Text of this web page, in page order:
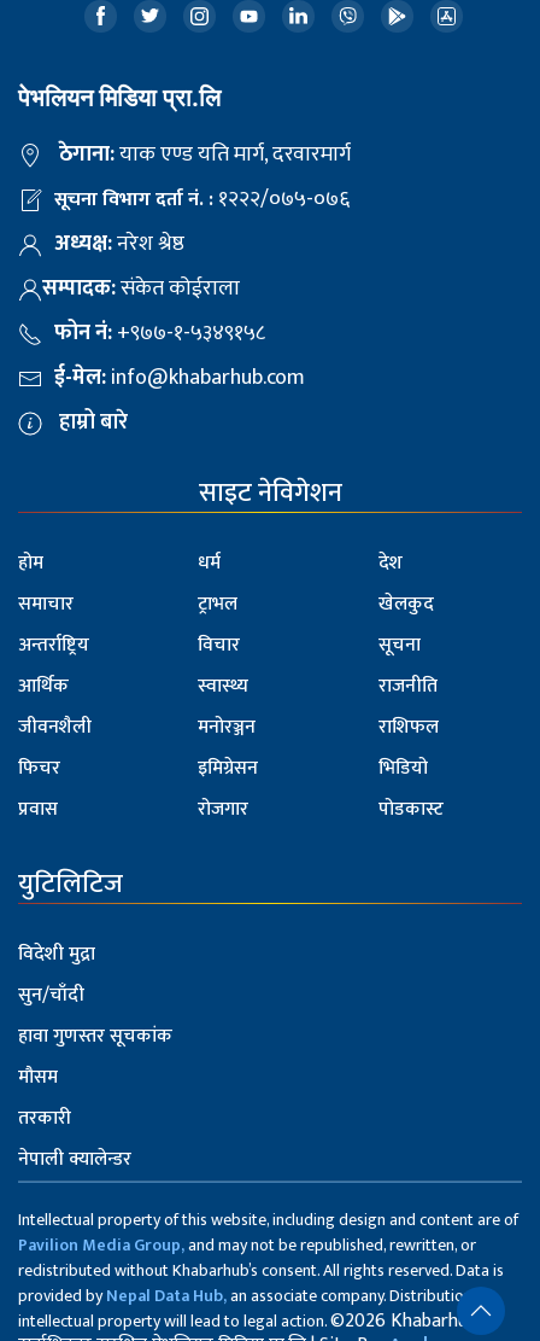
पेभलियन मिडिया प्रा.लि
ठेगाना:याक एण्ड यति मार्ग, दरवारमार्ग
सूचना विभाग दर्ता नं. :१२२२/०७५-०७६
अध्यक्ष:नरेश श्रेष्ठ
सम्पादक:संकेत कोईराला
फोन नं:+९७७-१-५३४९१५८
ई-मेल:info@khabarhub.com
हाम्रो बारे
साइट नेविगेशन
होम
समाचार
अन्तर्राष्ट्रिय
आर्थिक
जीवनशैली
फिचर
प्रवास
धर्म
ट्राभल
विचार
स्वास्थ्य
मनोरञ्जन
इमिग्रेसन
रोजगार
देश
खेलकुद
सूचना
राजनीति
राशिफल
भिडियो
पोडकास्ट
युटिलिटिज
विदेशी मुद्रा
सुन/चाँदी
हावा गुणस्तर सूचकांक
मौसम
तरकारी
नेपाली क्यालेन्डर
Intellectual property of this website, including design and content are of
Pavilion Media Group,and may not be republished, rewritten, or
redistributed without Khabarhub’s consent. All rights reserved. Data is
provided byNepal Data Hub,an associate company. Distribution of
intellectual property will lead to legal action.©2026 Khabarhub